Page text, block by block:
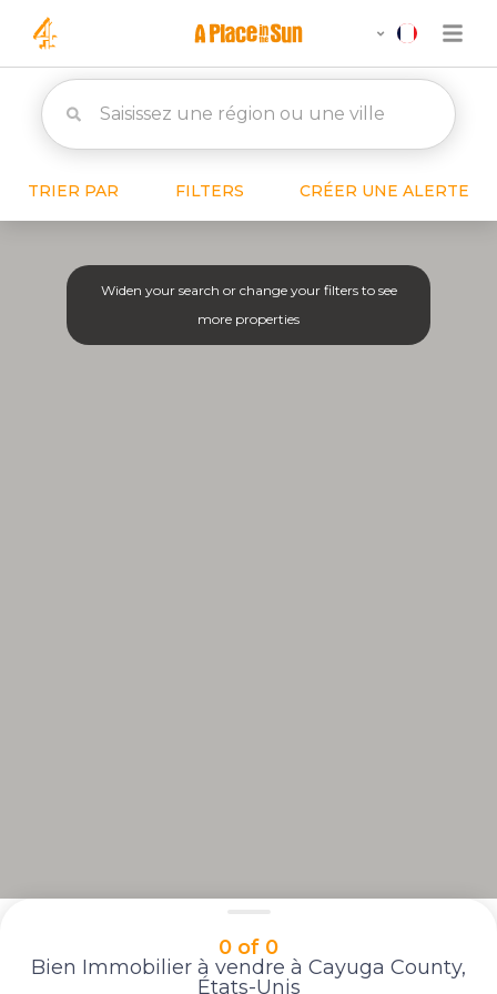
TRIER PAR FILTERS CRÉER UNE ALERTE
Widen your search or change your filters to see
more properties
0 of 0
Bien Immobilier à vendre à Cayuga County,
États-Unis